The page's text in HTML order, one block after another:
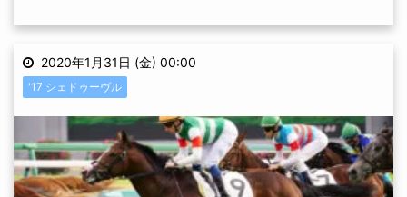
2020年1月31日 (金) 00:00
'17 シェドゥーヴル